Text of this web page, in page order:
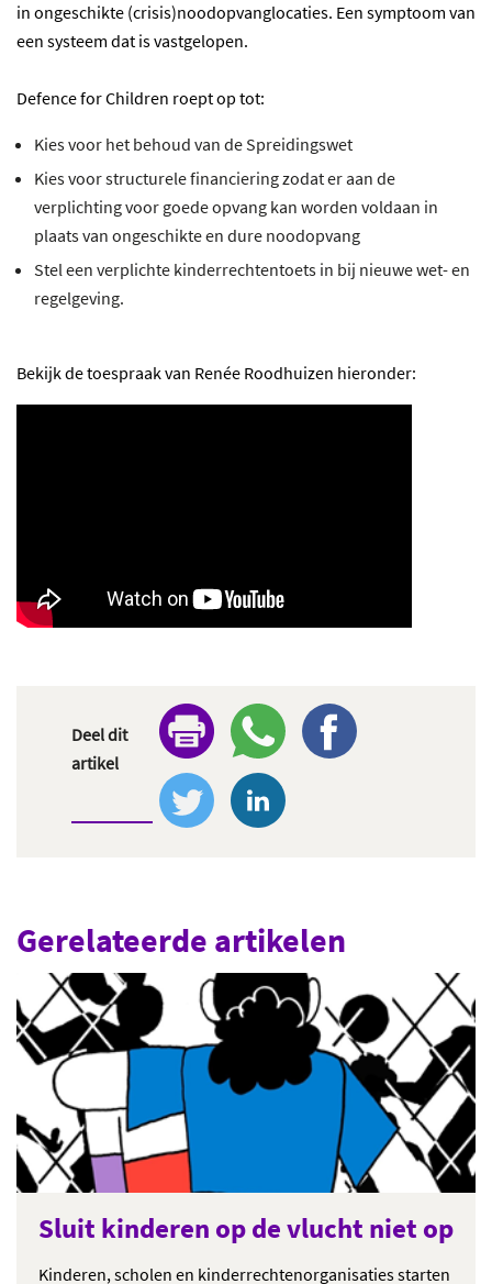
in ongeschikte (crisis)noodopvanglocaties. Een symptoom van
een systeem dat is vastgelopen.
Defence for Children roept op tot:
Kies voor het behoud van de Spreidingswet
Kies voor structurele financiering zodat er aan de
verplichting voor goede opvang kan worden voldaan in
plaats van ongeschikte en dure noodopvang
Stel een verplichte kinderrechtentoets in bij nieuwe wet- en
regelgeving.
Bekijk de toespraak van Renée Roodhuizen hieronder:
Deel dit
artikel
Gerelateerde artikelen
Sluit kinderen op de vlucht niet op
Kinderen, scholen en kinderrechtenorganisaties starten